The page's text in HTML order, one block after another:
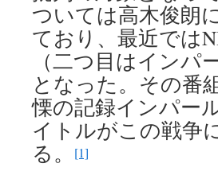
ついては高木俊朗
ており、最近では
（二つ目はインパ
となった。その番
慄の記録インパー
イトルがこの戦争
る。
[1]